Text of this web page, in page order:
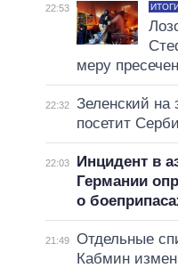
22:53
меру
22:32
Зеленский на
посетит
22:03
Инцидент в
Германии
о
21:49
Отдельные
Кабмин